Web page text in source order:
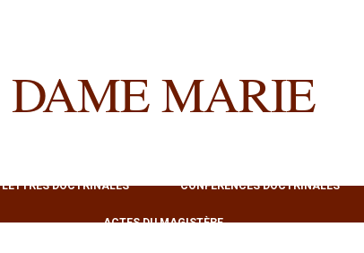
DAME MARIE
LETTRES DOCTRINALES CONFÉRENCES DOCTRINALES
ACTES DU MAGISTÈRE